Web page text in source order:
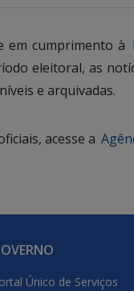
em cumprimento à
eleitoral, as
e arquivadas.
acesse a
Único de Serviços